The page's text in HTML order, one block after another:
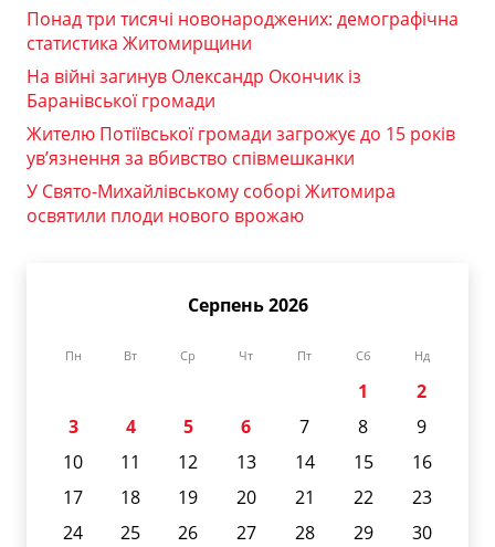
Понад три тисячі новонароджених: демографічна
статистика Житомирщини
На війні загинув Олександр Окончик із
Баранівської громади
Жителю Потіївської громади загрожує до 15 років
ув’язнення за вбивство співмешканки
У Свято-Михайлівському соборі Житомира
освятили плоди нового врожаю
Серпень 2026
Пн Вт Ср Чт Пт Сб Нд
1
2
3
4 5 6 7 8
9
10
11 12 13 14 15
16
17
18 19 20 21 22
23
24
25 26 27 28 29
30